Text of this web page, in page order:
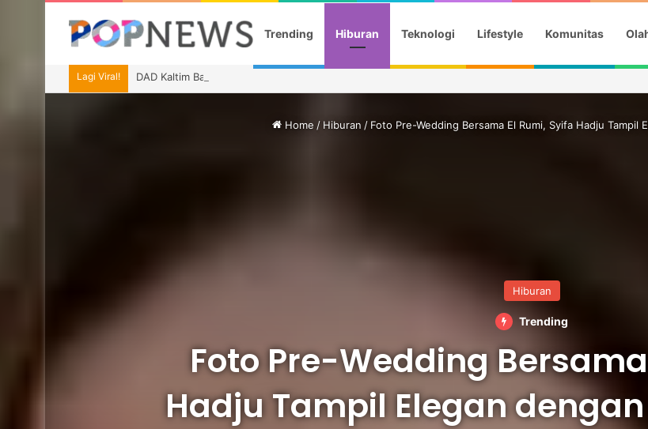
Trending Hiburan Teknologi Lifestyle Komunitas
Lagi Viral! DAD Kaltim Bawa Budaya Dayak ke Indonesia Festival Kanada, Andi Harun Dukung Promosi Daerah
Home / Hiburan / Foto Pre-Wedding Bersama El Rumi, Syifa Hadju Tampil
Hiburan
Trending
Foto Pre-Wedding
Hadju Tampil Elegan